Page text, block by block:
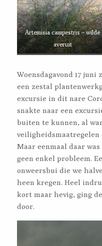
Artemisia campestris – wilde
averuit
Woensdagavond 17
een zestal
excursie in dit nare
snakte naar een
buiten te kunnen, al
veiligheidsmaatregelen
Maar eenmaal daar
geen enkel probleem.
onweersbui die we
heen kregen. Heel
kort maar hevig, ging
door.